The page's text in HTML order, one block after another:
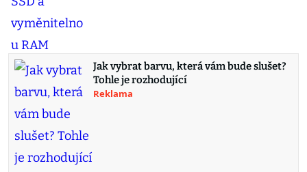
Jak vybrat barvu, která vám bude slušet?
Tohle je rozhodující
Reklama